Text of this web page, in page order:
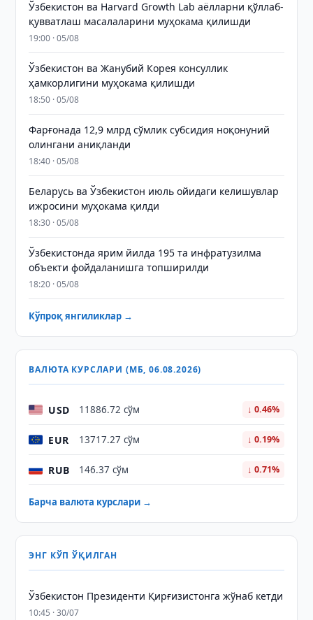
Ўзбекистон ва Harvard Growth Lab аёлларни қўллаб-
қувватлаш масалаларини муҳокама қилишди
19:00 · 05/08
Ўзбекистон ва Жанубий Корея консуллик
ҳамкорлигини муҳокама қилишди
18:50 · 05/08
Фарғонада 12,9 млрд сўмлик субсидия ноқонуний
олингани аниқланди
18:40 · 05/08
Беларусь ва Ўзбекистон июль ойидаги келишувлар
ижросини муҳокама қилди
18:30 · 05/08
Ўзбекистонда ярим йилда 195 та инфратузилма
объекти фойдаланишга топширилди
18:20 · 05/08
Кўпроқ янгиликлар →
ВАЛЮТА КУРСЛАРИ (МБ, 06.08.2026)
USD 11886.72 сўм ↓ 0.46%
EUR 13717.27 сўм ↓ 0.19%
RUB 146.37 сўм ↓ 0.71%
Барча валюта курслари →
ЭНГ КЎП ЎҚИЛГАН
Ўзбекистон Президенти Қирғизистонга жўнаб кетди
10:45 · 30/07